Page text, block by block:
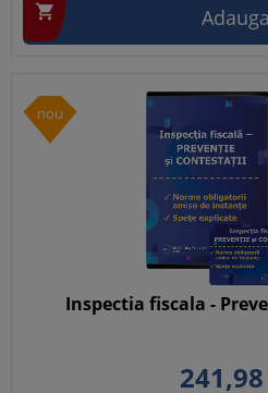

nou
Inspectia fiscala -
241,98